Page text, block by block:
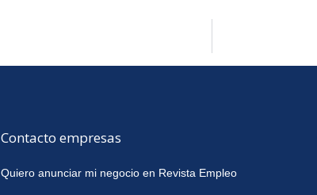
Contacto empresas
Quiero anunciar mi negocio en Revista Empleo